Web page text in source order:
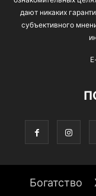
дают никаких
субъективного
Богатство